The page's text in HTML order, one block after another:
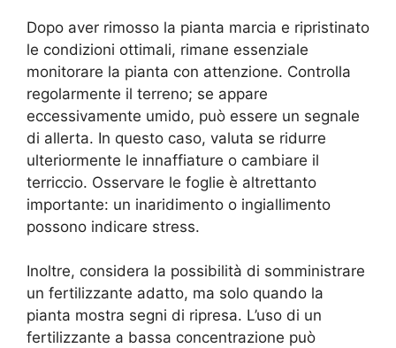
Dopo aver rimosso la pianta marcia e ripristinato
le condizioni ottimali, rimane essenziale
monitorare la pianta con attenzione. Controlla
regolarmente il terreno; se appare
eccessivamente umido, può essere un segnale
di allerta. In questo caso, valuta se ridurre
ulteriormente le innaffiature o cambiare il
terriccio. Osservare le foglie è altrettanto
importante: un inaridimento o ingiallimento
possono indicare stress.
Inoltre, considera la possibilità di somministrare
un fertilizzante adatto, ma solo quando la
pianta mostra segni di ripresa. L’uso di un
fertilizzante a bassa concentrazione può